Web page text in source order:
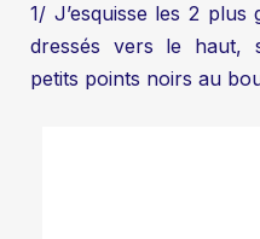
1/ J’esquisse les 2
dressés vers le haut,
petits points noirs au